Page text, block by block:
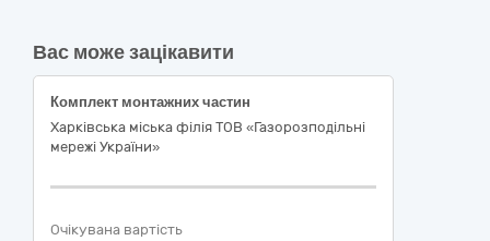
Вас може зацікавити
Комплект монтажних частин
Харківська міська філія ТОВ «Газорозподільні
мережі України»
Очікувана вартість